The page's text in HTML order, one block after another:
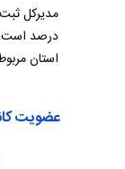
استان مربوط به شهرستان
عضویت